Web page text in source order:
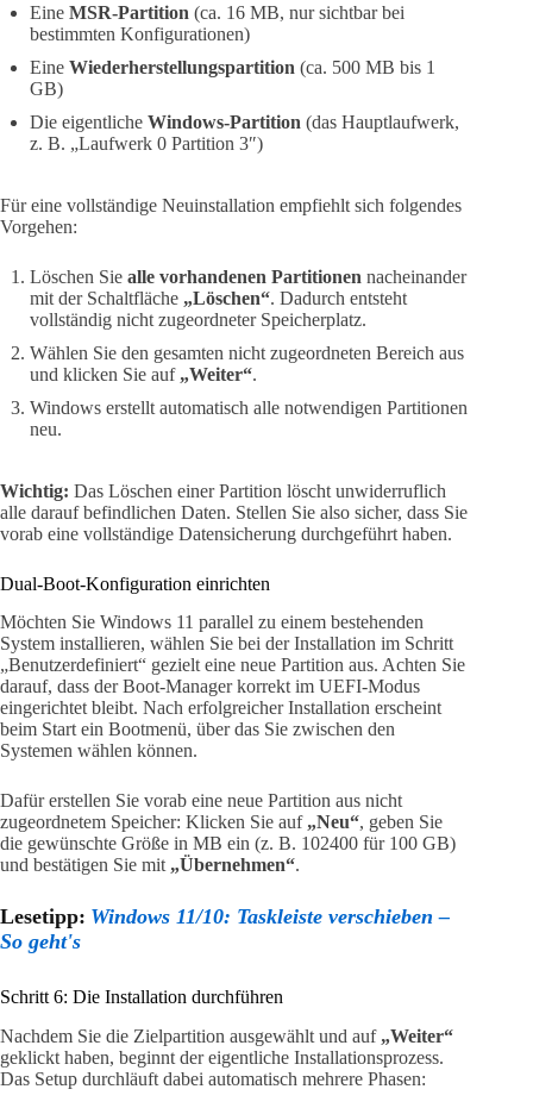
Eine MSR-Partition (ca. 16 MB, nur sichtbar bei
bestimmten Konfigurationen)
Eine Wiederherstellungspartition (ca. 500 MB bis 1
GB)
Die eigentliche Windows-Partition (das Hauptlaufwerk,
z. B. „Laufwerk 0 Partition 3″)
Für eine vollständige Neuinstallation empfiehlt sich folgendes
Vorgehen:
Löschen Sie alle vorhandenen Partitionen nacheinander
mit der Schaltfläche „Löschen“. Dadurch entsteht
vollständig nicht zugeordneter Speicherplatz.
Wählen Sie den gesamten nicht zugeordneten Bereich aus
und klicken Sie auf „Weiter“.
Windows erstellt automatisch alle notwendigen Partitionen
neu.
Wichtig: Das Löschen einer Partition löscht unwiderruflich
alle darauf befindlichen Daten. Stellen Sie also sicher, dass Sie
vorab eine vollständige Datensicherung durchgeführt haben.
Dual-Boot-Konfiguration einrichten
Möchten Sie Windows 11 parallel zu einem bestehenden
System installieren, wählen Sie bei der Installation im Schritt
„Benutzerdefiniert“ gezielt eine neue Partition aus. Achten Sie
darauf, dass der Boot-Manager korrekt im UEFI-Modus
eingerichtet bleibt. Nach erfolgreicher Installation erscheint
beim Start ein Bootmenü, über das Sie zwischen den
Systemen wählen können.
Dafür erstellen Sie vorab eine neue Partition aus nicht
zugeordnetem Speicher: Klicken Sie auf „Neu“, geben Sie
die gewünschte Größe in MB ein (z. B. 102400 für 100 GB)
und bestätigen Sie mit „Übernehmen“.
Lesetipp: Windows 11/10: Taskleiste verschieben –
So geht's
Schritt 6: Die Installation durchführen
Nachdem Sie die Zielpartition ausgewählt und auf „Weiter“
geklickt haben, beginnt der eigentliche Installationsprozess.
Das Setup durchläuft dabei automatisch mehrere Phasen: